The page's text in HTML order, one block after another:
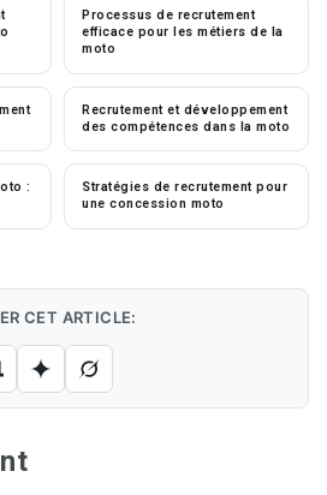
Processus de recrutement
efficace pour les métiers de la
moto
Recrutement et développement
des compétences dans la moto
:
Stratégies de recrutement pour
une concession moto
CET ARTICLE: